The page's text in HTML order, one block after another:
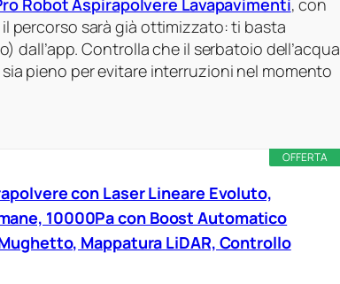
il percorso sarà già ottimizzato: ti basta
Controlla che il serbatoio dell’acqua
pieno per evitare interruzioni nel momento
OFFERTA
con Laser Lineare Evoluto,
10000Pa con Boost Automatico
Mappatura LiDAR, Controllo